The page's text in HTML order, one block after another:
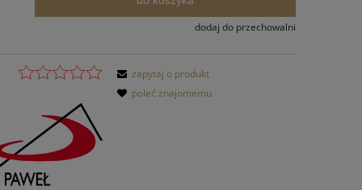
dodaj do przechowalni
zapytaj o produkt
poleć znajomemu